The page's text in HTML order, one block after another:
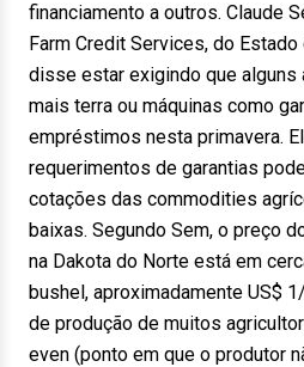
financiamento a outros. Claude
Farm Credit Services, do
disse estar exigindo que
mais terra ou máquinas como
empréstimos nesta primavera.
requerimentos de garantias
cotações das commodities
baixas. Segundo Sem, o preço
na Dakota do Norte está em
bushel, aproximadamente US$
de produção de muitos
even (ponto em que o produtor